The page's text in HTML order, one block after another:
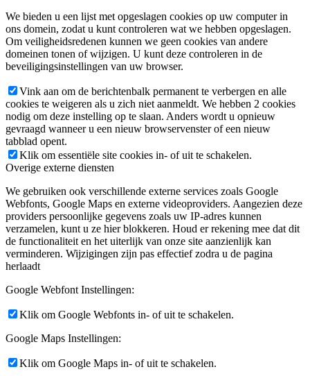
We bieden u een lijst met opgeslagen cookies op uw computer in
ons domein, zodat u kunt controleren wat we hebben opgeslagen.
Om veiligheidsredenen kunnen we geen cookies van andere
domeinen tonen of wijzigen. U kunt deze controleren in de
beveiligingsinstellingen van uw browser.
Vink aan om de berichtenbalk permanent te verbergen en alle
cookies te weigeren als u zich niet aanmeldt. We hebben 2 cookies
nodig om deze instelling op te slaan. Anders wordt u opnieuw
gevraagd wanneer u een nieuw browservenster of een nieuw
tabblad opent.
Klik om essentiële site cookies in- of uit te schakelen.
Overige externe diensten
We gebruiken ook verschillende externe services zoals Google
Webfonts, Google Maps en externe videoproviders. Aangezien deze
providers persoonlijke gegevens zoals uw IP-adres kunnen
verzamelen, kunt u ze hier blokkeren. Houd er rekening mee dat dit
de functionaliteit en het uiterlijk van onze site aanzienlijk kan
verminderen. Wijzigingen zijn pas effectief zodra u de pagina
herlaadt
Google Webfont Instellingen:
Klik om Google Webfonts in- of uit te schakelen.
Google Maps Instellingen:
Klik om Google Maps in- of uit te schakelen.